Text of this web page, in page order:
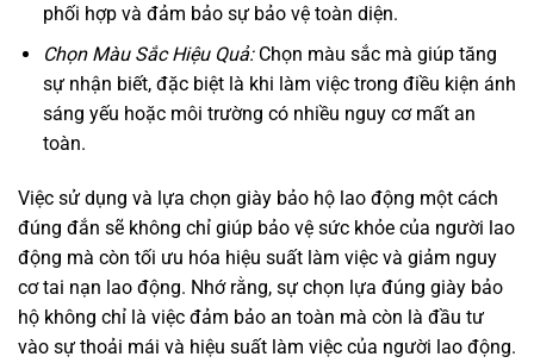
phối hợp và đảm bảo sự bảo vệ toàn diện.
Chọn Màu Sắc Hiệu Quả:Chọn màu sắc mà giúp tăng
sự nhận biết, đặc biệt là khi làm việc trong điều kiện ánh
sáng yếu hoặc môi trường có nhiều nguy cơ mất an
toàn.
Việc sử dụng và lựa chọn giày bảo hộ lao động một cách
đúng đắn sẽ không chỉ giúp bảo vệ sức khỏe của người lao
động mà còn tối ưu hóa hiệu suất làm việc và giảm nguy
cơ tai nạn lao động. Nhớ rằng, sự chọn lựa đúng giày bảo
hộ không chỉ là việc đảm bảo an toàn mà còn là đầu tư
vào sự thoải mái và hiệu suất làm việc của người lao động.